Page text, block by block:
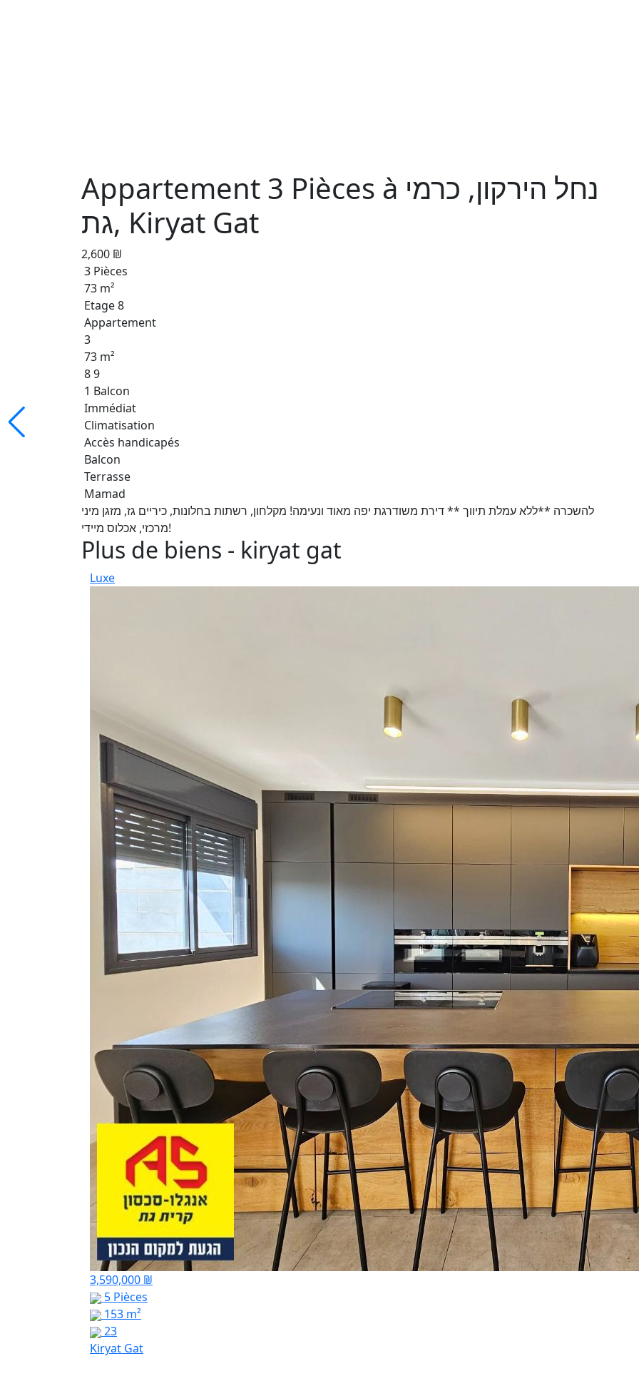
Appartement 3 Pièces à נחל הירקון, כרמי
גת, Kiryat Gat
2,600 ₪
3 Pièces
73 m²
Etage 8
Appartement
3
73 m²
8 9
1 Balcon
Immédiat
Climatisation
Accès handicapés
Balcon
Terrasse
Mamad
להשכרה **ללא עמלת תיווך ** דירת משודרגת יפה מאוד ונעימה! מקלחון, רשתות בחלונות, כיריים גז, מזגן מיני
מרכזי, אכלוס מיידי!
Plus de biens - kiryat gat
Luxe
3,590,000 ₪
5 Pièces
153 m²
23
Kiryat Gat